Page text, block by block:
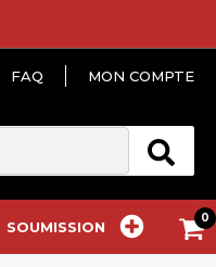
FAQ MON COMPTE
SOUMISSION